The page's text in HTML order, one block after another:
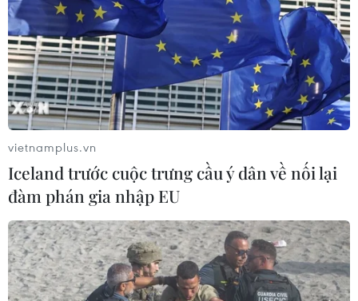
vietnamplus.vn
Iceland trước cuộc trưng cầu ý dân về nối lại
đàm phán gia nhập EU